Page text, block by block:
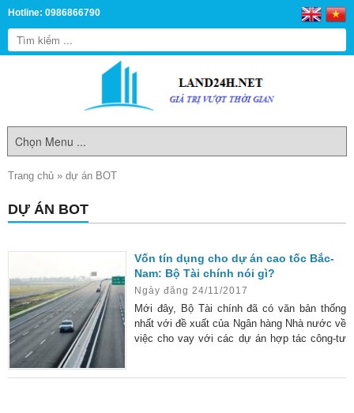
Hotline: 0986866790
Trang chủ » dự án BOT
DỰ ÁN BOT
Vốn tín dụng cho dự án cao tốc Bắc-
Nam: Bộ Tài chính nói gì?
Ngày đăng 24/11/2017
Mới đây, Bộ Tài chính đã có văn bản thống
nhất với đề xuất của Ngân hàng Nhà nước về
việc cho vay với các dự án hợp tác công-tư